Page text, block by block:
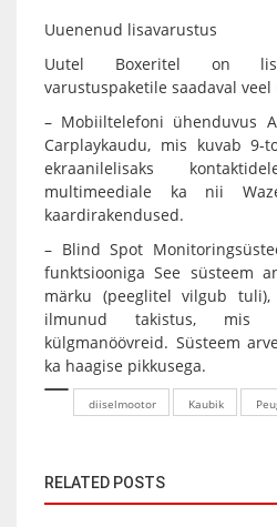
Uuenenud lisavarustus
Uutel Boxeritel on
varustuspaketile saadaval
– Mobiiltelefoni ühenduvus
Carplaykaudu, mis kuvab 9-
ekraanilelisaks
multimeediale ka nii
kaardirakendused.
– Blind Spot
funktsiooniga See süsteem
märku (peeglitel vilgub
ilmunud takistus, mis
külgmanöövreid. Süsteem
ka haagise pikkusega.
diiselmootor Kaubik
RELATED POSTS